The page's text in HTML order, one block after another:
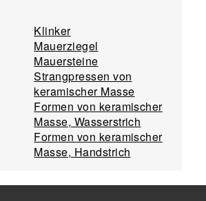
Klinker
Mauerziegel
Mauersteine
Strangpressen von
keramischer Masse
Formen von keramischer
Masse, Wasserstrich
Formen von keramischer
Masse, Handstrich